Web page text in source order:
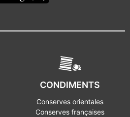
CONDIMENTS
Conserves orientales
Conserves françaises